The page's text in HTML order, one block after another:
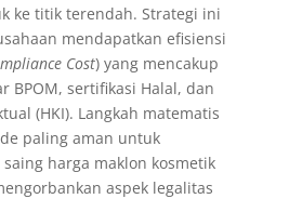
ke titik terendah. Strategi ini
mendapatkan efisiensi
Cost) yang mencakup
BPOM, sertifikasi Halal, dan
(HKI). Langkah matematis
paling aman untuk
harga maklon kosmetik
aspek legalitas